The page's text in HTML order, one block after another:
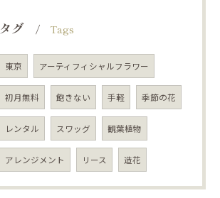
タグ Tags
東京 アーティフィシャルフラワー
初月無料 飽きない 手軽 季節の花
レンタル スワッグ 観葉植物
アレンジメント リース 造花